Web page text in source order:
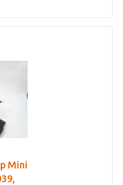
Mini